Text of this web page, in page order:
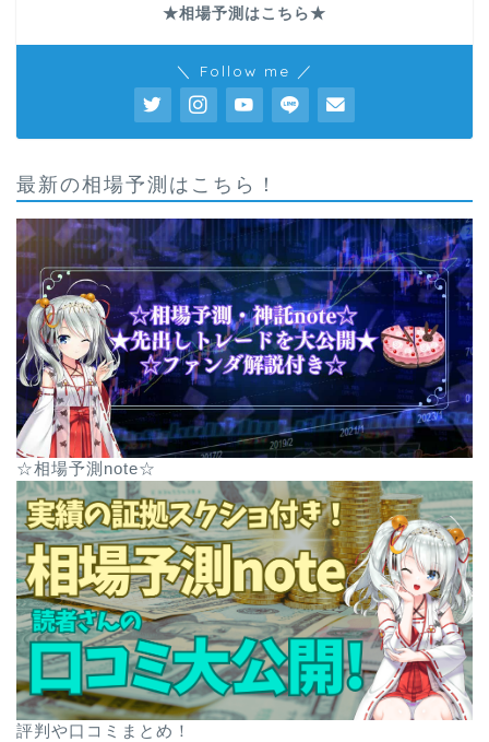
★相場予測はこちら★
＼ Follow me ／
最新の相場予測はこちら！
☆相場予測note☆
評判や口コミまとめ！